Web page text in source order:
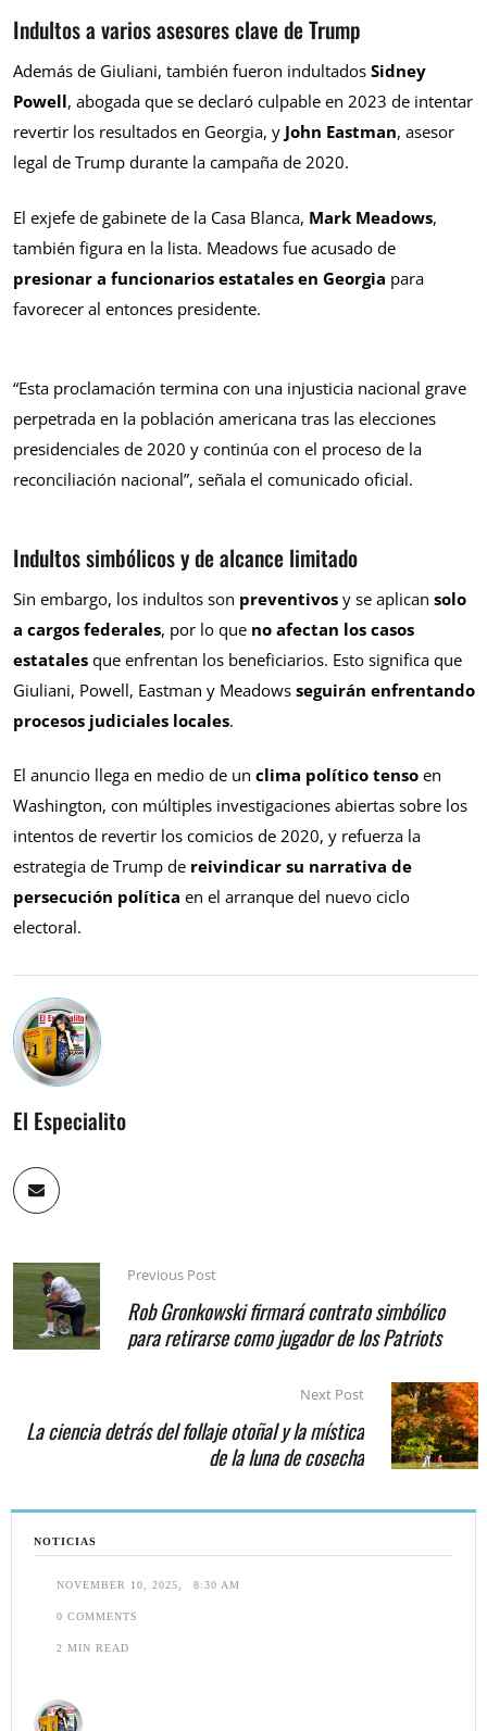
NOTICIAS
NOVEMBER 10, 2025 8:30 AM
0 COMMENTS
2 MIN READ
Indultos a varios asesores clave de Trump
Además de Giuliani, también fueron indultados Sidney
Powell, abogada que se declaró culpable en 2023 de intentar
revertir los resultados en Georgia, y John Eastman, asesor
legal de Trump durante la campaña de 2020.
El exjefe de gabinete de la Casa Blanca, Mark Meadows,
también figura en la lista. Meadows fue acusado de
presionar a funcionarios estatales en Georgia para
favorecer al entonces presidente.
“Esta proclamación termina con una injusticia nacional grave
perpetrada en la población americana tras las elecciones
presidenciales de 2020 y continúa con el proceso de la
reconciliación nacional”, señala el comunicado oficial.
Indultos simbólicos y de alcance limitado
Sin embargo, los indultos son preventivos y se aplican solo
a cargos federales, por lo que no afectan los casos
estatales que enfrentan los beneficiarios. Esto significa que
Giuliani, Powell, Eastman y Meadows seguirán enfrentando
procesos judiciales locales.
El anuncio llega en medio de un clima político tenso en
Washington, con múltiples investigaciones abiertas sobre los
intentos de revertir los comicios de 2020, y refuerza la
estrategia de Trump de reivindicar su narrativa de
persecución política en el arranque del nuevo ciclo
electoral.
El Especialito
Previous Post
Rob Gronkowski firmará contrato simbólico
para retirarse como jugador de los Patriots
Next Post
La ciencia detrás del follaje otoñal y la mística
de la luna de cosecha